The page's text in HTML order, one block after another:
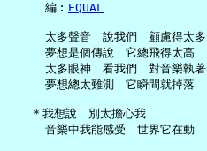
     編︰
EQUAL
     太多聲音　說我們　顧慮得太多
     夢想是個傳說　它總飛得太高
     太多眼神　看我們　對音樂執著
     夢想總太難測　它瞬間就掉落
   ＊我想說　別太擔心我
     音樂中我能感受　世界它在動